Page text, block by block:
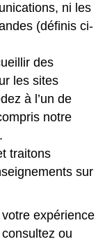
ni les
(définis ci-
des
les sites
à l’un de
notre
traitons
sur
expérience
ou